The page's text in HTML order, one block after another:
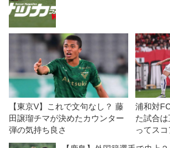
【東京V】これで文句なし？ 藤
田譲瑠チマが決めたカウンター
弾の気持ち良さ
浦和対
た試合
ってス